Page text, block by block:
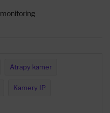
monitoring
Atrapy kamer
Kamery IP